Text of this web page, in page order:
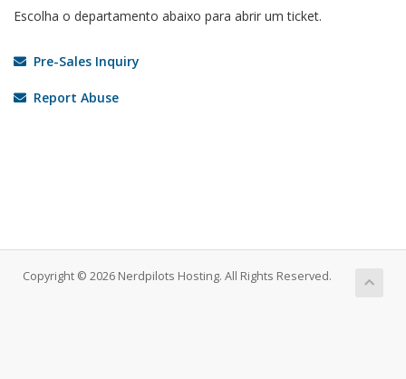
Escolha o departamento abaixo para abrir um ticket.
Pre-Sales Inquiry
Report Abuse
Copyright © 2026 Nerdpilots Hosting. All Rights Reserved.